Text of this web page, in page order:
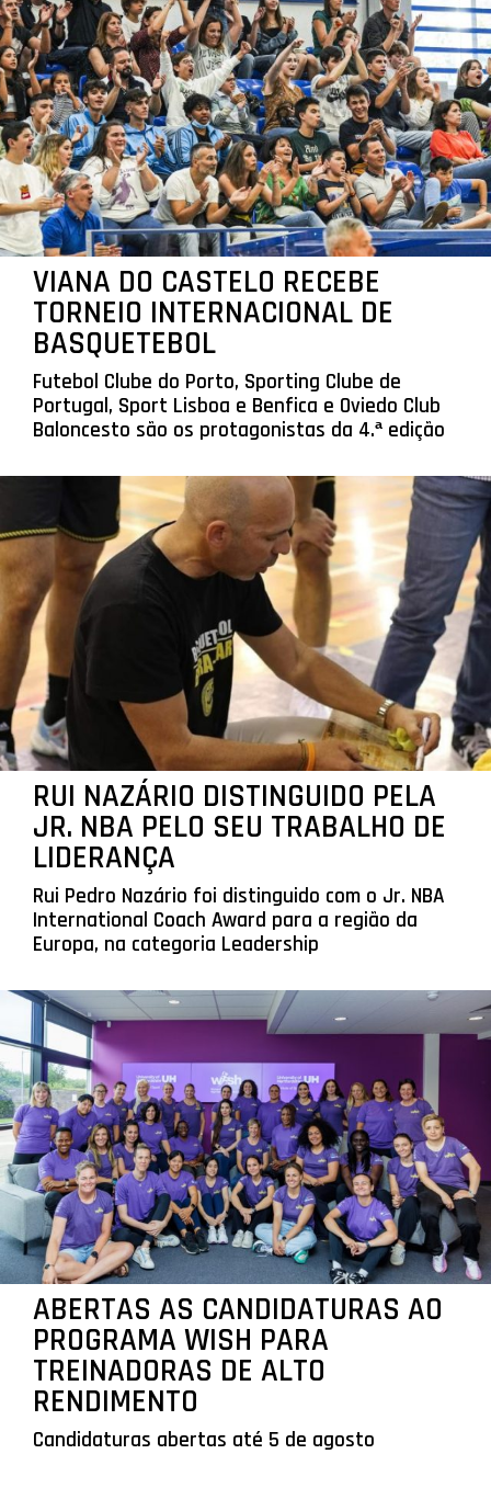
VIANA DO CASTELO RECEBE
TORNEIO INTERNACIONAL DE
BASQUETEBOL
Futebol Clube do Porto, Sporting Clube de
Portugal, Sport Lisboa e Benfica e Oviedo Club
Baloncesto são os protagonistas da 4.ª edição
RUI NAZÁRIO DISTINGUIDO PELA
JR. NBA PELO SEU TRABALHO DE
LIDERANÇA
Rui Pedro Nazário foi distinguido com o Jr. NBA
International Coach Award para a região da
Europa, na categoria Leadership
ABERTAS AS CANDIDATURAS AO
PROGRAMA WISH PARA
TREINADORAS DE ALTO
RENDIMENTO
Candidaturas abertas até 5 de agosto